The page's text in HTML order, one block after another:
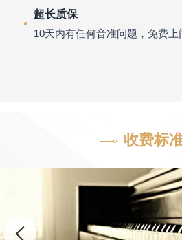
超长质保
10天内有任何音准问题，免费上
收费标